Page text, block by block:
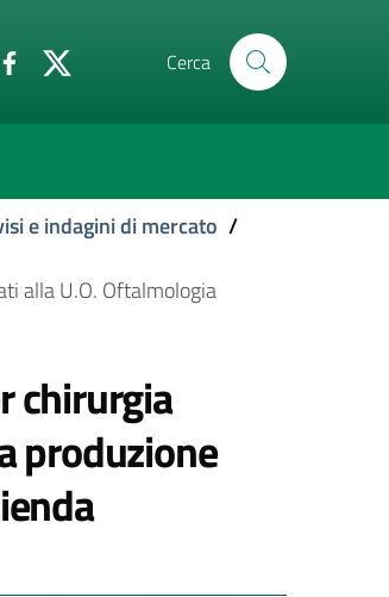
Cerca
e indagini di mercato /
alla U.O. Oftalmologia
chirurgia
produzione